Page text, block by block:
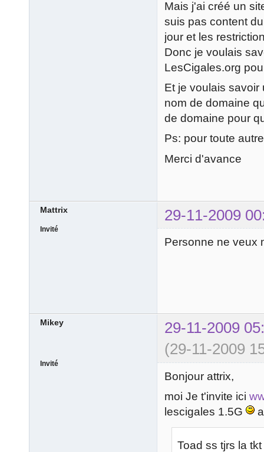
Mais j'ai créé un
suis pas content
jour et les
Donc je voulais
LesCigales.org
Et je voulais
nom de domaine
de domaine pour
Ps: pour toute
Merci d'avance
Mattrix 29-11-2009
Invité
Personne ne veux
Mikey
29-11-2009
(29-11-2009
Invité
Bonjour attrix,
moi Je t'invite ici
lescigales 1.5G
Toad ss tjrs la